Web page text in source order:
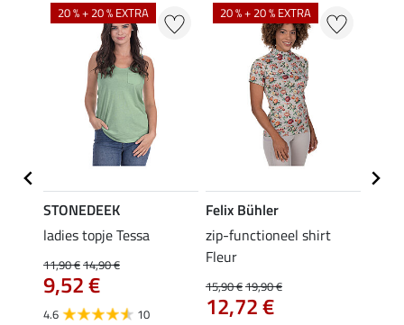
20 % + 20 % EXTRA
STONEDEEK
ladies topje Tessa
11,90 €14,90 €
9,52 €
4.6 10
20 % + 20 % EXTRA
Felix Bühler
zip-functioneel shirt
Fleur
15,90 €19,90 €
12,72 €